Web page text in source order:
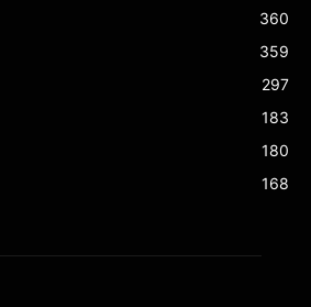
360
359
297
183
180
168